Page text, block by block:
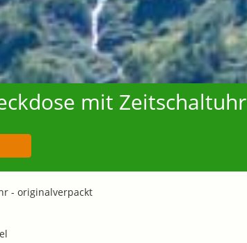
mit Zeitschaltuhr
- originalverpackt